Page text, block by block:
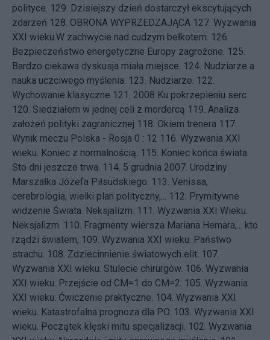
polityce. 129. Dzisiejszy dzień dostarczył ekscytujących
zdarzeń 128. OBRONA WYPRZEDZAJĄCA 127. Wyzwania
XXI wieku.W zachwycie nad cudzym bełkotem. 126.
Bezpieczeństwo energetyczne Europy zagrożone. 125.
Bardzo ciekawa dyskusja miała miejsce. 124. Nudziarze a
nauka uczciwego myślenia. 123. Nudziarze. 122.
Wychowanie klasyczne 121. 2008 Ku pokrzepieniu serc
120. Siedziałem w jednej celi z mordercą 119. Analiza
założeń polityki zagranicznej 118. Okiem trenera 117.
Wynik meczu Polska - Rosja 0 : 12 116. Wyzwania XXI
wieku. Koniec z normalnością. 115. Koniec końca świata.
Sto dni jeszcze trwa. 114. 5 grudnia 2007. Urodziny
Marszałka Józefa Piłsudskiego. 113. Venissa,
cerebrologia, wielki plan polityczny,... 112. Prymitywne
widzenie Świata. Neksjalizm. 111. Wyzwania XXI Wieku.
Neksjalizm. 110. Fragmenty wiersza Mariana Hemara,... kto
rządzi światem, 109. Wyzwania XXI wieku. Państwo
strachu. 108. Zdziecinnienie światowych elit. 107.
Wyzwania XXI wieku. Stulecie chirurgów. 106. Wyzwania
XXI wieku. Przejście od CM=1 do CM=2. 105. Wyzwania
XXI wieku. Ćwiczenie praktyczne. 104. Wyzwania XXI
wieku. Katastrofalna prognoza dla PO. 103. Wyzwania XXI
wieku. Początek klęski mitu specjalizacji. 102. Wyzwania